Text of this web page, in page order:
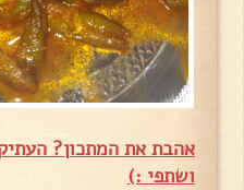
אהבת את המתכון?
ושתפי :)